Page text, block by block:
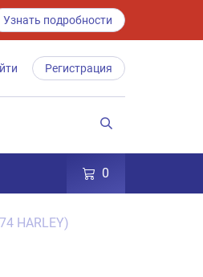
Узнать подробности
Регистрация
0
HARLEY)